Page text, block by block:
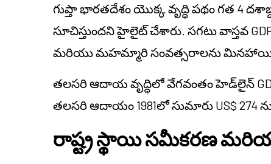
గుప్తా భారతదేశం యొక్క వృద్ధి పథం గత 4
సూచిస్తుందని హైలైట్ చేశారు. సగటు వాస్తవ
మరియు మహమ్మారి సంవత్సరాలను మినహాయించి
తలసరి ఆదాయ వృద్ధిలో వేగవంతం హెడ్‌లైన్
తలసరి ఆదాయం 1981లో సుమారు US$ 274
రాష్ట్ర స్థాయి సమీకరణ